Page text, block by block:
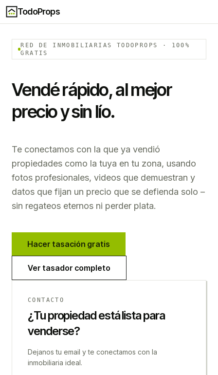
TodoProps
RED DE INMOBILIARIAS TODOPROPS · 100%
GRATIS
Vendé rápido, al mejor
precio y sin lío.
Te conectamos con la que ya vendió
propiedades como la tuya en tu zona, usando
fotos profesionales, videos que demuestran y
datos que fijan un precio que se defienda solo –
sin regateos eternos ni perder plata.
Hacer tasación gratis
Ver tasador completo
CONTACTO
¿Tu propiedad está lista para
venderse?
Dejanos tu email y te conectamos con la
inmobiliaria ideal.